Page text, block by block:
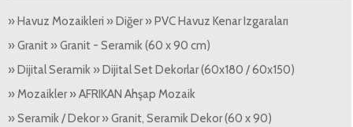
» Havuz Mozaikleri » Diğer » PVC Havuz Kenar Izgaraları
» Granit » Granit - Seramik (60 x 90 cm)
» Dijital Seramik » Dijital Set Dekorlar (60x180 / 60x150)
» Mozaikler » AFRIKAN Ahşap Mozaik
» Seramik / Dekor » Granit, Seramik Dekor (60 x 90)